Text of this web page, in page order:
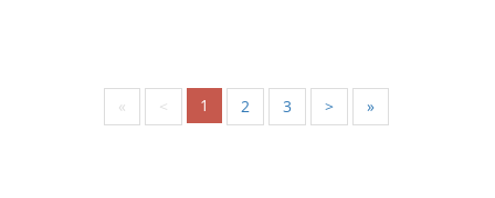
« < 1 2 3 > »